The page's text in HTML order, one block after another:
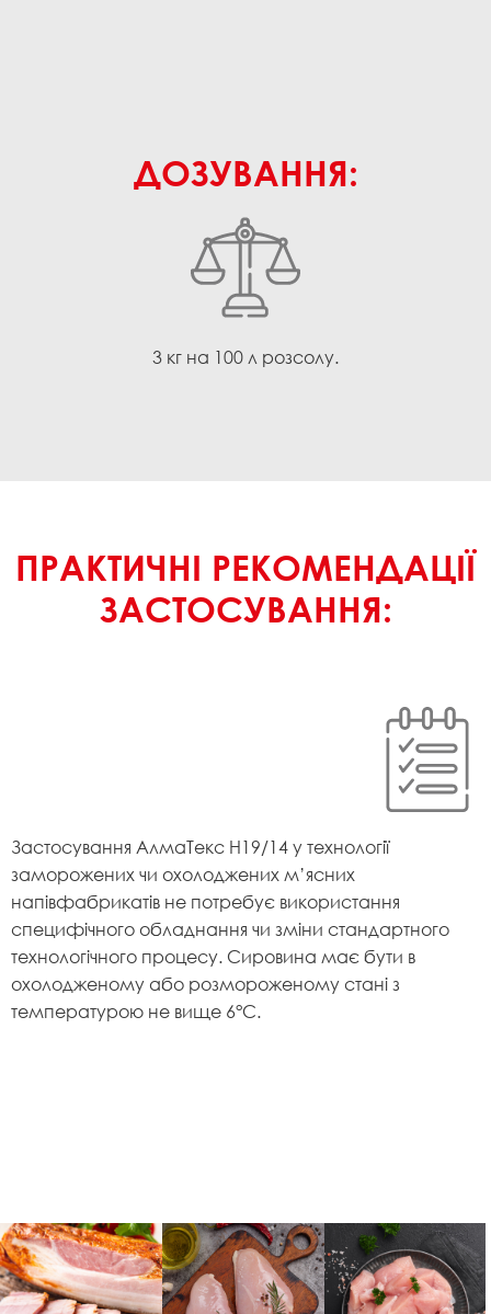
ДОЗУВАННЯ:
3 кг на 100 л розсолу.
ПРАКТИЧНІ РЕКОМЕНДАЦІЇ
ЗАСТОСУВАННЯ:
Застосування АлмаТекс Н19/14 у технології
заморожених чи охолоджених м’ясних
напівфабрикатів не потребує використання
специфічного обладнання чи зміни стандартного
технологічного процесу. Сировина має бути в
охолодженому або розмороженому стані з
температурою не вище 6°С.